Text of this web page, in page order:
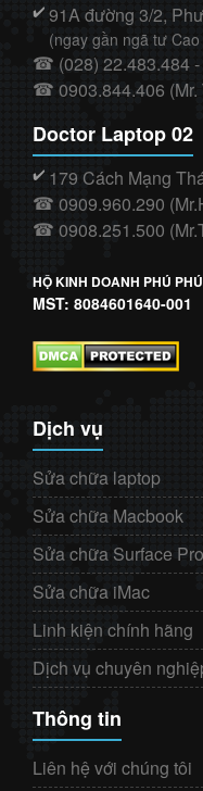
✔️ 91A đường 3/2,
(ngay gần ngã tư
☎ (028) 22.483.484
☎ 0903.844.406 (Mr.
Doctor Laptop 02
✔️ 179 Cách Mạng
☎ 0909.960.290
☎ 0908.251.500
HỘ KINH DOANH PHÚ
MST: 8084601640-001
Dịch vụ
Sửa chữa laptop
Sửa chữa Macbook
Sửa chữa Surface Pro
Sửa chữa iMac
Linh kiện chính hãng
Dịch vụ chuyên
Thông tin
Liên hệ với chúng tôi